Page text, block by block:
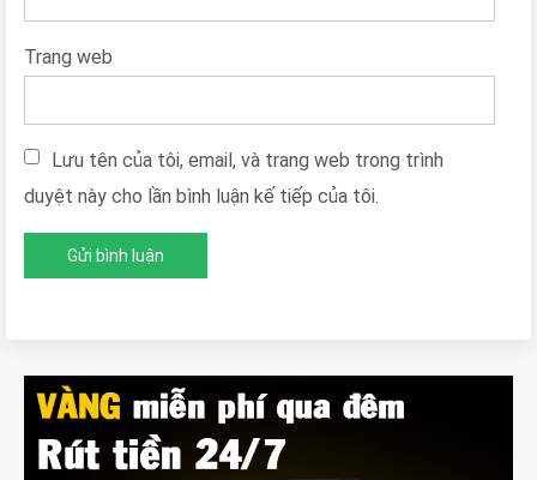
Trang web
Lưu tên của tôi, email, và trang web trong trình
duyệt này cho lần bình luận kế tiếp của tôi.